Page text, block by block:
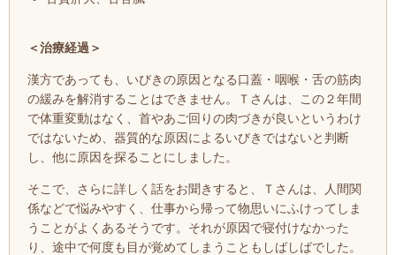
＜治療経過＞
漢方であっても、いびきの原因となる口蓋・咽喉・舌の筋肉
の緩みを解消することはできません。
Ｔさんは、
この２年間
で体重変動はなく、 首やあご回りの肉づきが良いというわけ
ではないため、 器質的な原因によるいびきではないと判断
し、他に原因を探ることにしました。
そこで、さらに詳しく話をお聞きすると、Ｔさんは、人間関
係などで悩みやすく、仕事から帰って物思いにふけってしま
うことがよくあるそうです。それが原因で寝付けなかった
り、途中で何度も目が覚めてしまうこともしばしばでした。